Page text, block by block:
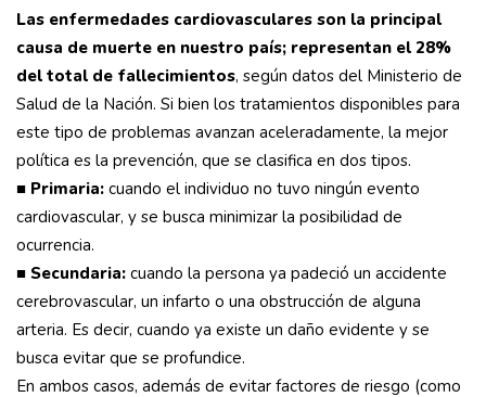
Las enfermedades cardiovasculares son la principal
causa de muerte en nuestro país; representan el 28%
del total de fallecimientos, según datos del Ministerio de
Salud de la Nación. Si bien los tratamientos disponibles para
este tipo de problemas avanzan aceleradamente, la mejor
política es la prevención, que se clasifica en dos tipos.
■ Primaria: cuando el individuo no tuvo ningún evento
cardiovascular, y se busca minimizar la posibilidad de
ocurrencia.
■ Secundaria: cuando la persona ya padeció un accidente
cerebrovascular, un infarto o una obstrucción de alguna
arteria. Es decir, cuando ya existe un daño evidente y se
busca evitar que se profundice.
En ambos casos, además de evitar factores de riesgo (como